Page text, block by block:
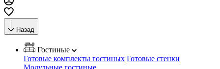
Назад
Гостиные
Готовые комплекты гостиных Готовые стенки